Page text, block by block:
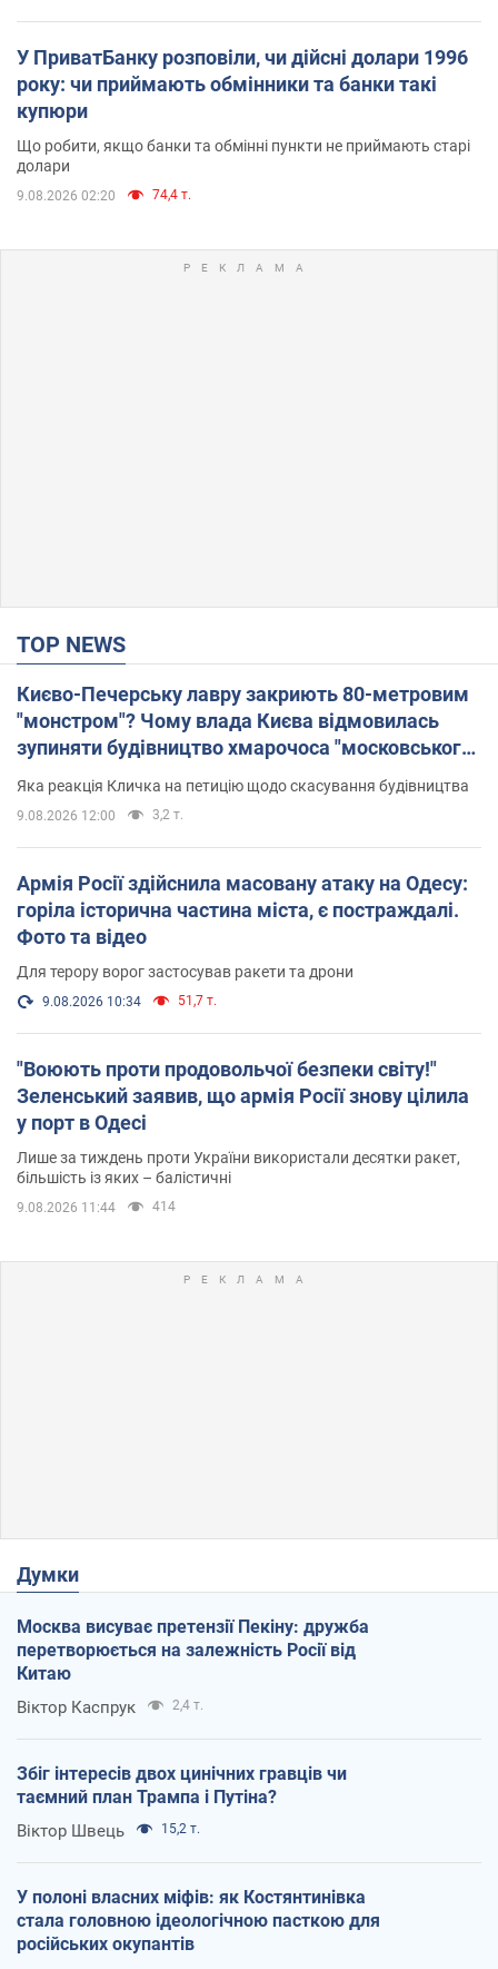
У ПриватБанку розповіли, чи дійсні долари 1996
року: чи приймають обмінники та банки такі
купюри
Що робити, якщо банки та обмінні пункти не приймають старі
долари
9.08.2026 02:20 74,4 т.
TOP NEWS
Києво-Печерську лавру закриють 80-метровим
"монстром"? Чому влада Києва відмовилась
зупиняти будівництво хмарочоса "московського
вірянина"
Яка реакція Кличка на петицію щодо скасування будівництва
9.08.2026 12:00 3,2 т.
Армія Росії здійснила масовану атаку на Одесу:
горіла історична частина міста, є постраждалі.
Фото та відео
Для терору ворог застосував ракети та дрони
9.08.2026 10:34 51,7 т.
"Воюють проти продовольчої безпеки світу!"
Зеленський заявив, що армія Росії знову цілила
у порт в Одесі
Лише за тиждень проти України використали десятки ракет,
більшість із яких – балістичні
9.08.2026 11:44 414
Думки
Москва висуває претензії Пекіну: дружба
перетворюється на залежність Росії від
Китаю
Віктор Каспрук 2,4 т.
Збіг інтересів двох цинічних гравців чи
таємний план Трампа і Путіна?
Віктор Швець 15,2 т.
У полоні власних міфів: як Костянтинівка
стала головною ідеологічною пасткою для
російських окупантів